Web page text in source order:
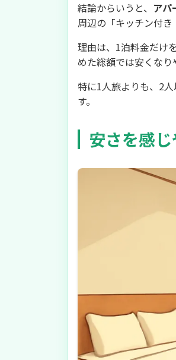
結論からいうと、 アパ
周辺の「キッチン付き
理由は、1泊料金だけ
めた総額では安くなり
特に1人旅よりも、2
す。
安さを感